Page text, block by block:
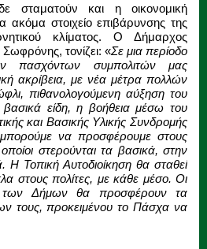
σταματούν και η οικονομική
ακόμα στοιχείο επιβάρυνσης της
κλίματος. Ο Δήμαρχος
τονίζει: «Σε μια περίοδο
πασχόντων συμπολιτών μας
ακρίβεια, με νέα μέτρα πολλών
πιθανολογούμενη αύξηση του
είδη, η βοήθεια μέσω του
και Βασικής Υλικής Συνδρομής
μπορούμε να προσφέρουμε στους
στερούνται τα βασικά, στην
Η Τοπική Αυτοδιοίκηση θα σταθεί
στους πολίτες, με κάθε μέσο. Οι
των Δήμων θα προσφέρουν τα
τους, προκειμένου το Πάσχα να